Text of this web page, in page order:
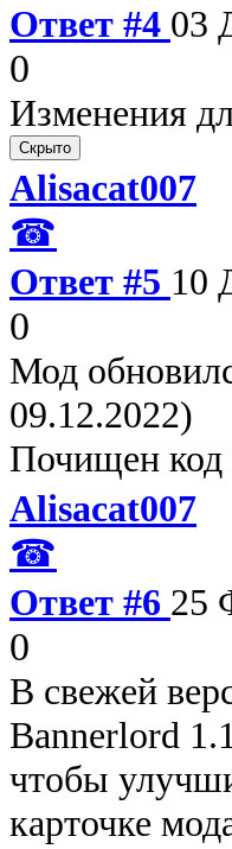
Ответ #4 03
0
Изменения
Alisacat007
☎
Ответ #5 10
0
Мод
09.12.2022)
Почищен код
Alisacat007
☎
Ответ #6 25
0
В свежей
Bannerlord
чтобы
карточке